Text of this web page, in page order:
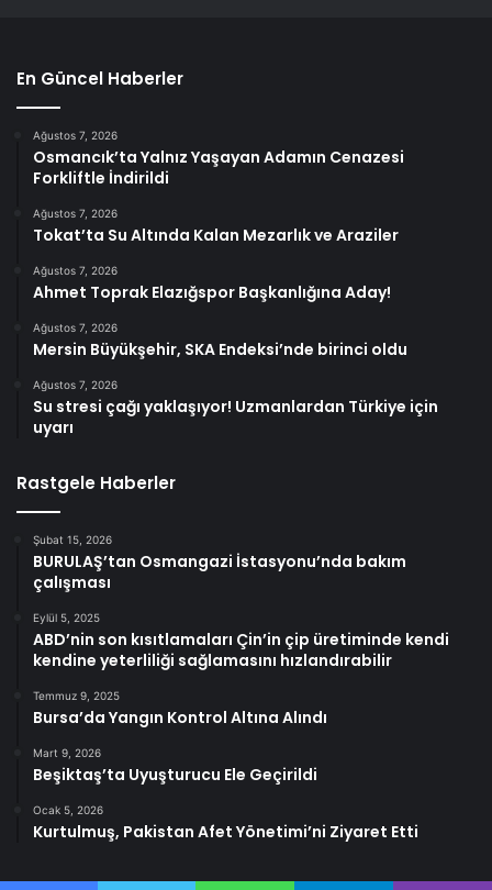
En Güncel Haberler
Ağustos 7, 2026
Osmancık’ta Yalnız Yaşayan Adamın Cenazesi
Forkliftle İndirildi
Ağustos 7, 2026
Tokat’ta Su Altında Kalan Mezarlık ve Araziler
Ağustos 7, 2026
Ahmet Toprak Elazığspor Başkanlığına Aday!
Ağustos 7, 2026
Mersin Büyükşehir, SKA Endeksi’nde birinci oldu
Ağustos 7, 2026
Su stresi çağı yaklaşıyor! Uzmanlardan Türkiye için
uyarı
Rastgele Haberler
Şubat 15, 2026
BURULAŞ’tan Osmangazi İstasyonu’nda bakım
çalışması
Eylül 5, 2025
ABD’nin son kısıtlamaları Çin’in çip üretiminde kendi
kendine yeterliliği sağlamasını hızlandırabilir
Temmuz 9, 2025
Bursa’da Yangın Kontrol Altına Alındı
Mart 9, 2026
Beşiktaş’ta Uyuşturucu Ele Geçirildi
Ocak 5, 2026
Kurtulmuş, Pakistan Afet Yönetimi’ni Ziyaret Etti